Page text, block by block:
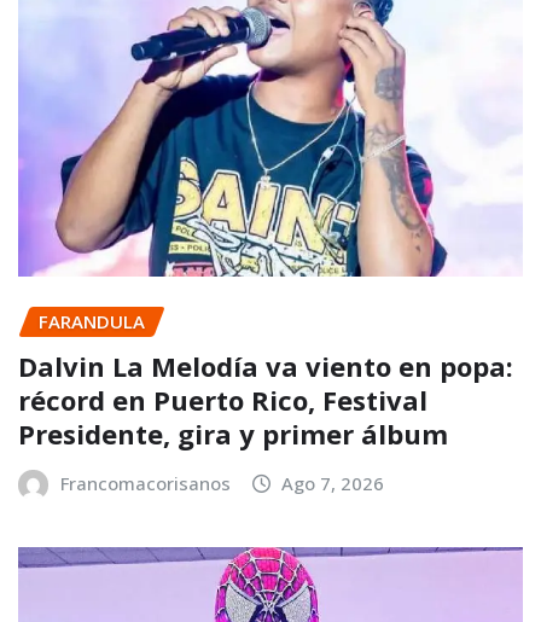
FARANDULA
Dalvin La Melodía va viento en popa:
récord en Puerto Rico, Festival
Presidente, gira y primer álbum
Francomacorisanos Ago 7, 2026